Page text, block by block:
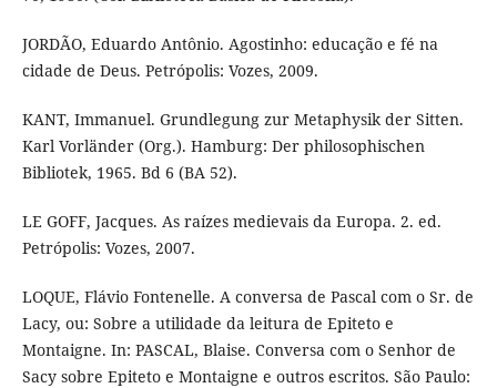
JORDÃO, Eduardo Antônio. Agostinho: educação e fé na
cidade de Deus. Petrópolis: Vozes, 2009.
KANT, Immanuel. Grundlegung zur Metaphysik der Sitten.
Karl Vorländer (Org.). Hamburg: Der philosophischen
Bibliotek, 1965. Bd 6 (BA 52).
LE GOFF, Jacques. As raízes medievais da Europa. 2. ed.
Petrópolis: Vozes, 2007.
LOQUE, Flávio Fontenelle. A conversa de Pascal com o Sr. de
Lacy, ou: Sobre a utilidade da leitura de Epiteto e
Montaigne. In: PASCAL, Blaise. Conversa com o Senhor de
Sacy sobre Epiteto e Montaigne e outros escritos. São Paulo: